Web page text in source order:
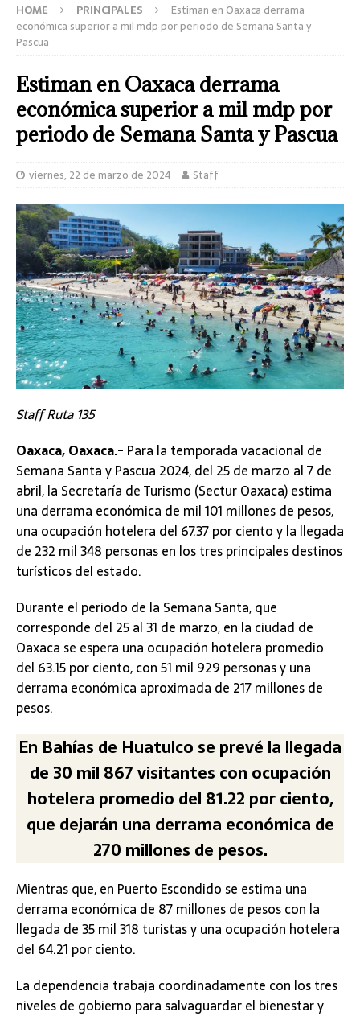
HOME PRINCIPALES
Estiman en Oaxaca derrama
económica superior a mil mdp por periodo de Semana Santa y
Pascua
Estiman en Oaxaca derrama
económica superior a mil mdp por
periodo de Semana Santa y Pascua
viernes, 22 de marzo de 2024 Staff
Staff Ruta 135
Oaxaca, Oaxaca.- Para la temporada vacacional de
Semana Santa y Pascua 2024, del 25 de marzo al 7 de
abril, la Secretaría de Turismo (Sectur Oaxaca) estima
una derrama económica de mil 101 millones de pesos,
una ocupación hotelera del 67.37 por ciento y la llegada
de 232 mil 348 personas en los tres principales destinos
turísticos del estado.
Durante el periodo de la Semana Santa, que
corresponde del 25 al 31 de marzo, en la ciudad de
Oaxaca se espera una ocupación hotelera promedio
del 63.15 por ciento, con 51 mil 929 personas y una
derrama económica aproximada de 217 millones de
pesos.
En Bahías de Huatulco se prevé la llegada
de 30 mil 867 visitantes con ocupación
hotelera promedio del 81.22 por ciento,
que dejarán una derrama económica de
270 millones de pesos.
Mientras que, en Puerto Escondido se estima una
derrama económica de 87 millones de pesos con la
llegada de 35 mil 318 turistas y una ocupación hotelera
del 64.21 por ciento.
La dependencia trabaja coordinadamente con los tres
niveles de gobierno para salvaguardar el bienestar y